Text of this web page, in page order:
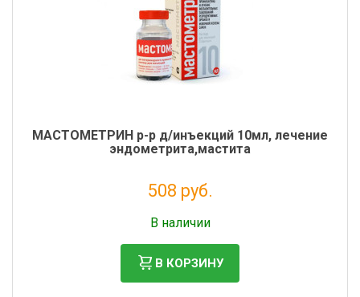
МАСТОМЕТРИН р-р д/инъекций 10мл, лечение
эндометрита,мастита
508 руб.
В наличии
В КОРЗИНУ